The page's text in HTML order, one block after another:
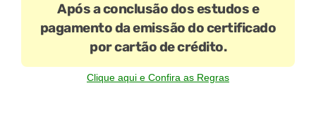
Após a conclusão dos estudos e
pagamento da emissão do certificado
por cartão de crédito.
Clique aqui e Confira as Regras